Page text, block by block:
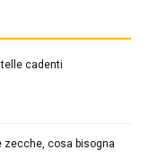
cadenti
zecche, cosa bisogna